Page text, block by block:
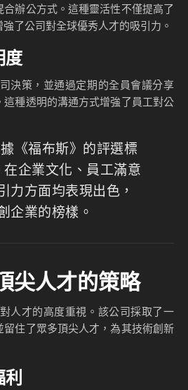
辦公方式。這種靈活性不僅提高了
了公司對全球優秀人才的吸引力。
度
決策，並通過定期的全員會議分享
種透明的溝通方式增強了員工對公
據《福布斯》的評選標
在企業文化、員工滿意
力方面均表現出色，
企業的榜樣。
尖人才的策略
人才的高度重視。該公司採取了一
住了眾多頂尖人才，為其技術創新
利